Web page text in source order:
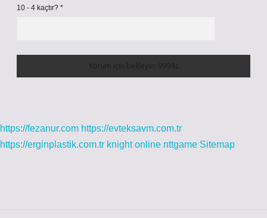
10 - 4 kaçtır? *
https://fezanur.com https://evteksavm.com.tr
https://erginplastik.com.tr knight online nttgame Sitemap